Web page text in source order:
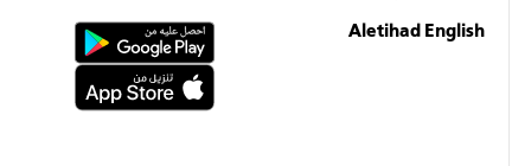
Aletihad English